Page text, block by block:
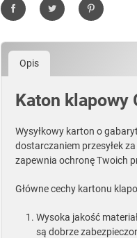
UdostępnijTweetujPinterest
Opis
Katon klapowy
Wysyłkowy karton o
dostarczaniem przesyłek
zapewnia ochronę Twoich
Główne cechy kartonu
Wysoka jakość
są dobrze